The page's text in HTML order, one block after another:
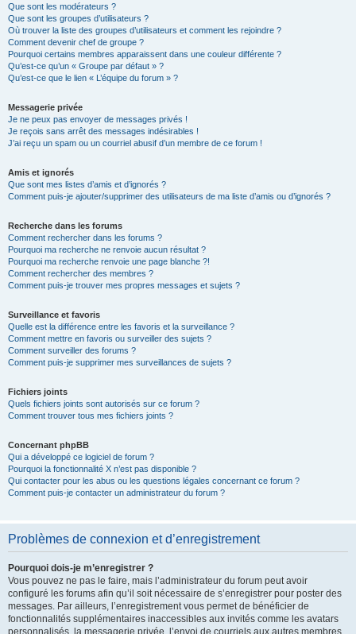
Que sont les modérateurs ?
Que sont les groupes d’utilisateurs ?
Où trouver la liste des groupes d’utilisateurs et comment les rejoindre ?
Comment devenir chef de groupe ?
Pourquoi certains membres apparaissent dans une couleur différente ?
Qu’est-ce qu’un « Groupe par défaut » ?
Qu’est-ce que le lien « L’équipe du forum » ?
Messagerie privée
Je ne peux pas envoyer de messages privés !
Je reçois sans arrêt des messages indésirables !
J’ai reçu un spam ou un courriel abusif d’un membre de ce forum !
Amis et ignorés
Que sont mes listes d’amis et d’ignorés ?
Comment puis-je ajouter/supprimer des utilisateurs de ma liste d’amis ou d’ignorés ?
Recherche dans les forums
Comment rechercher dans les forums ?
Pourquoi ma recherche ne renvoie aucun résultat ?
Pourquoi ma recherche renvoie une page blanche ?!
Comment rechercher des membres ?
Comment puis-je trouver mes propres messages et sujets ?
Surveillance et favoris
Quelle est la différence entre les favoris et la surveillance ?
Comment mettre en favoris ou surveiller des sujets ?
Comment surveiller des forums ?
Comment puis-je supprimer mes surveillances de sujets ?
Fichiers joints
Quels fichiers joints sont autorisés sur ce forum ?
Comment trouver tous mes fichiers joints ?
Concernant phpBB
Qui a développé ce logiciel de forum ?
Pourquoi la fonctionnalité X n’est pas disponible ?
Qui contacter pour les abus ou les questions légales concernant ce forum ?
Comment puis-je contacter un administrateur du forum ?
Problèmes de connexion et d’enregistrement
Pourquoi dois-je m’enregistrer ?
Vous pouvez ne pas le faire, mais l’administrateur du forum peut avoir
configuré les forums afin qu’il soit nécessaire de s’enregistrer pour poster des
messages. Par ailleurs, l’enregistrement vous permet de bénéficier de
fonctionnalités supplémentaires inaccessibles aux invités comme les avatars
personnalisés, la messagerie privée, l’envoi de courriels aux autres membres,